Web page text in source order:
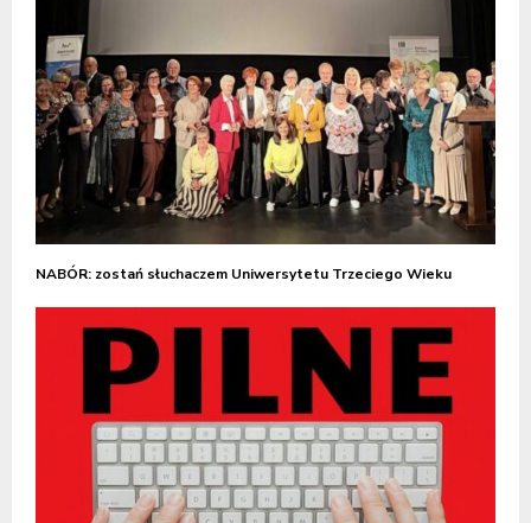
NABÓR: zostań słuchaczem Uniwersytetu Trzeciego Wieku